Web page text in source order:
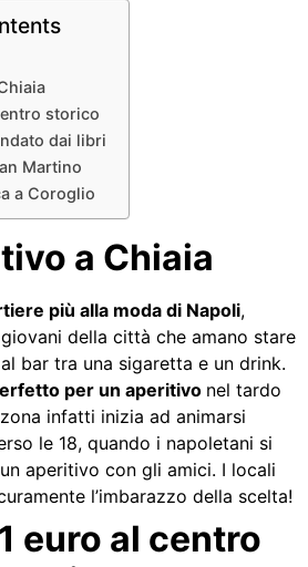
storico
dai libri
Martino
a Coroglio
a Chiaia
più alla moda di Napoli,
della città che amano stare
bar tra una sigaretta e un drink.
per un aperitivo nel tardo
infatti inizia ad animarsi
le 18, quando i napoletani si
aperitivo con gli amici. I locali
l’imbarazzo della scelta!
euro al centro